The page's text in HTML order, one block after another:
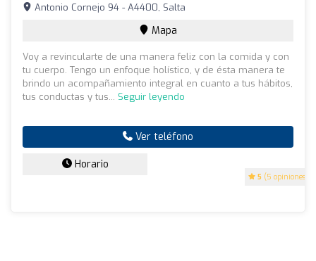
5 (5 opiniones)
Antonio Cornejo 94 - A4400, Salta
Mapa
Voy a revincularte de una manera feliz con la comida y con
tu cuerpo. Tengo un enfoque holístico, y de ésta manera te
brindo un acompañamiento integral en cuanto a tus hábitos,
tus conductas y tus... Seguir leyendo
Ver teléfono
Horario